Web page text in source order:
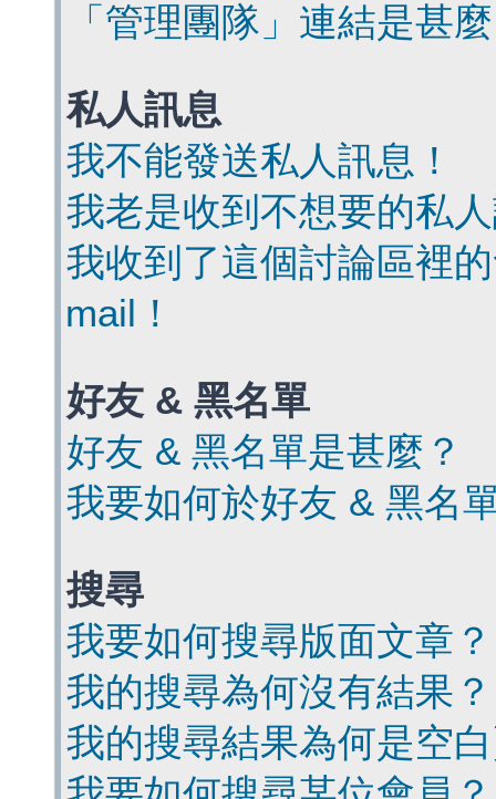
「管理團隊」連結是甚
私人訊息
我不能發送私人訊息！
我老是收到不想要的私
我收到了這個討論區裡
mail！
好友 & 黑名單
好友 & 黑名單是甚麼？
我要如何於好友 & 黑名
搜尋
我要如何搜尋版面文章？
我的搜尋為何沒有結果？
我的搜尋結果為何是空